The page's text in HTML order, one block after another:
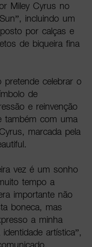
Miley Cyrus no
incluindo um
por calças e
de biqueira fina
pretende celebrar o
de
e reinvenção
também com uma
marcada pela
vez é um sonho
tempo a
importante não
boneca, mas
a minha
artística”,